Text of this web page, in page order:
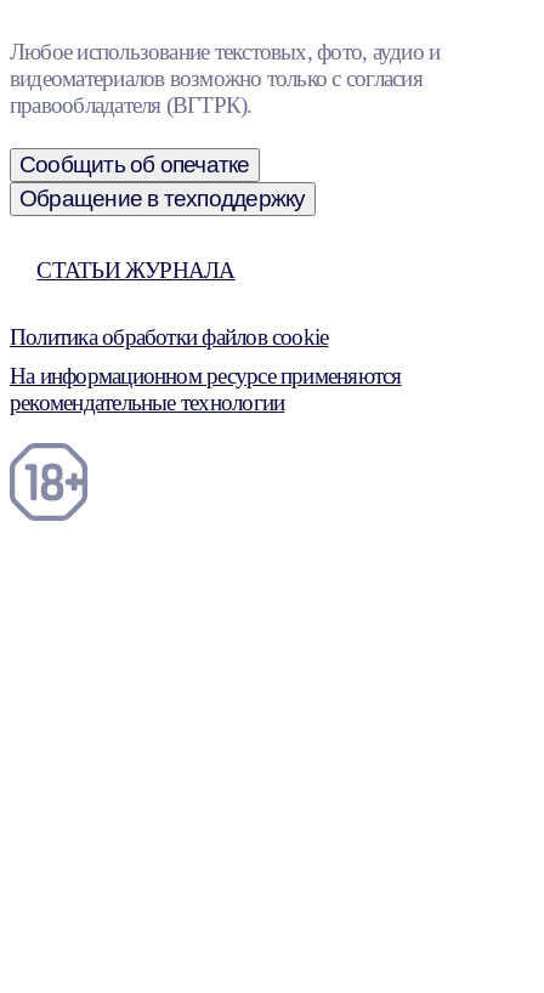
Любое использование текстовых, фото, аудио и
видеоматериалов возможно только с согласия
правообладателя (ВГТРК).
Сообщить об опечатке
Обращение в техподдержку
СТАТЬИ ЖУРНАЛА
Политика обработки файлов cookie
На информационном ресурсе применяются
рекомендательные технологии